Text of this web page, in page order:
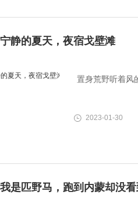
静的夏天，夜宿戈壁滩
置身荒野听着风
2023-01-30
是匹野马，跑到内蒙却没